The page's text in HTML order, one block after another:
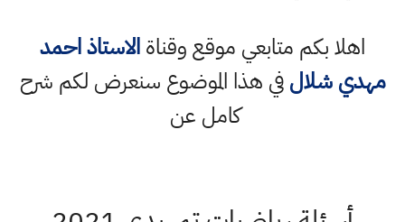
اهلا بكم متابعي موقع وقناةالاستاذ احمد
مهدي شلالفي هذا الموضوع سنعرض لكم شرح
كامل عن